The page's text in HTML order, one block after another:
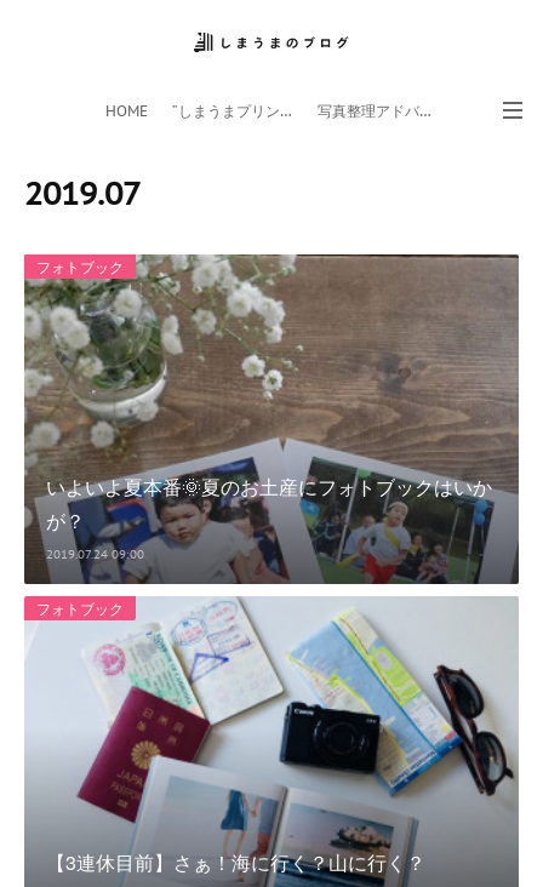
HOME ”しまうまプリント”サイト 写真整理アドバイザー
2019.07
フォトブック
いよいよ夏本番🌞夏のお土産にフォトブックはいか
が？
2019.07.24 09:00
フォトブック
【3連休目前】さぁ！海に行く？山に行く？